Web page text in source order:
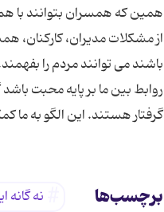
همین که همسران بتوانند با
از مشکلات مدیران،
باشند می توانند مردم را
روابط بین ما بر پایه محبت
گرفتار هستند. این الگو به ما
برچسب‌ها نه گانه